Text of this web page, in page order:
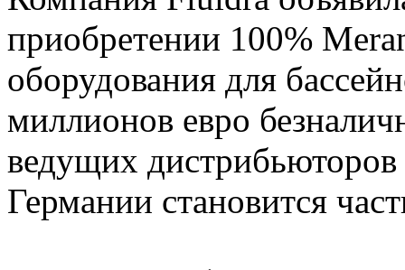
приобретении 100%
оборудования для
миллионов евро
ведущих дистрибьюторов
Германии становится